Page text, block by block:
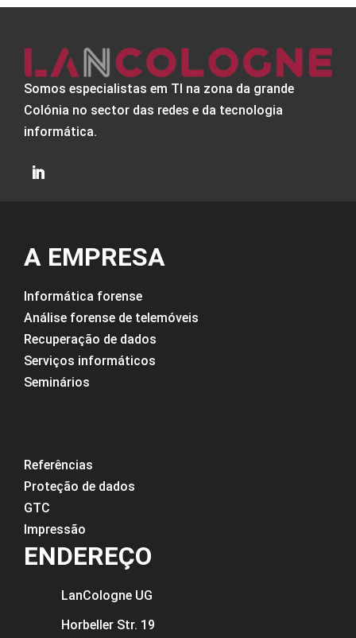
Somos especialistas em TI na zona da grande
Colónia no sector das redes e da tecnologia
informática.
A EMPRESA
Informática forense
Análise forense de telemóveis
Recuperação de dados
Serviços informáticos
Seminários
Referências
Proteção de dados
GTC
Impressão
ENDEREÇO
LanCologne UG
Horbeller Str. 19